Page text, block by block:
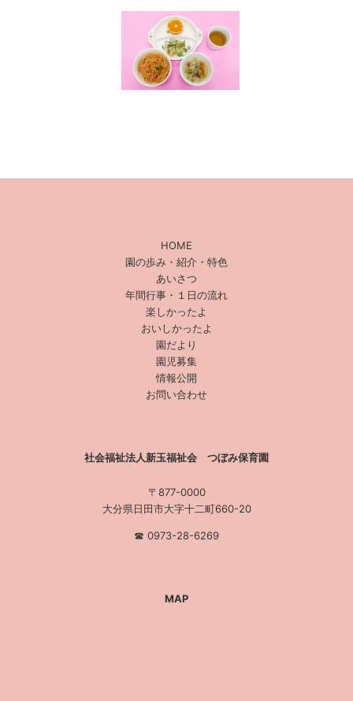
HOME
園の歩み・紹介・特色
あいさつ
年間行事・１日の流れ
楽しかったよ
おいしかったよ
園だより
園児募集
情報公開
お問い合わせ
社会福祉法人新玉福祉会 つぼみ保育園
〒877-0000
大分県日田市大字十二町660-20
☎︎ 0973-28-6269
MAP